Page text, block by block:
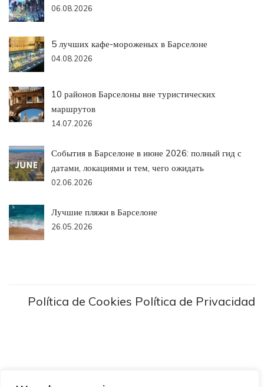
06.08.2026
5 лучших кафе-мороженых в Барселоне
04.08.2026
10 районов Барселоны вне туристических
маршрутов
14.07.2026
События в Барселоне в июне 2026: полный гид с
датами, локациями и тем, чего ожидать
02.06.2026
Лучшие пляжи в Барселоне
26.05.2026
Política de Cookies Política de Privacidad